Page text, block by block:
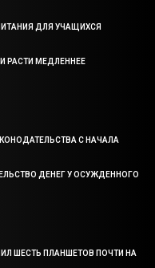
ДЛЯ УЧАЩИХСЯ
РАСТИ МЕДЛЕННЕЕ
С НАЧАЛА
ДЕНЕГ У ОСУЖДЕННОГО
ШЕСТЬ ПЛАНШЕТОВ ПОЧТИ НА